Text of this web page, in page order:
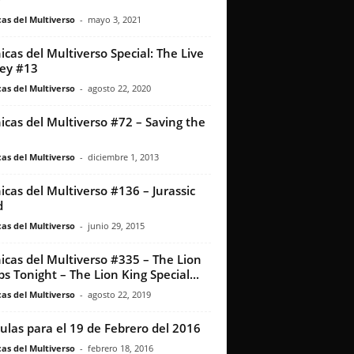
del Multiverso - mayo 3, 2021
del Multiverso Special: The Live
#13
del Multiverso - agosto 22, 2020
del Multiverso #72 – Saving the
del Multiverso - diciembre 1, 2013
del Multiverso #136 – Jurassic
del Multiverso - junio 29, 2015
del Multiverso #335 – The Lion
Tonight – The Lion King Special...
del Multiverso - agosto 22, 2019
para el 19 de Febrero del 2016
del Multiverso - febrero 18, 2016